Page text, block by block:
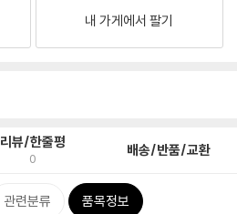
내 가게에서 팔기
리뷰/한줄평
0 배송/반품/교환
관련분류 품목정보